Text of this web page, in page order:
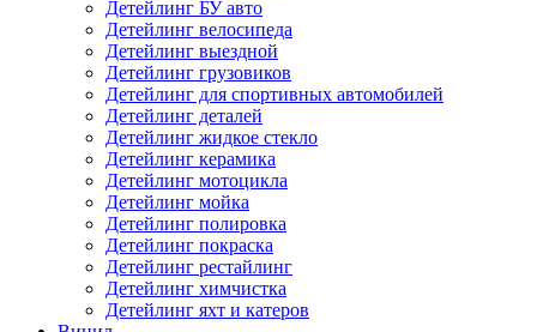
Детейлинг БУ авто
Детейлинг велосипеда
Детейлинг выездной
Детейлинг грузовиков
Детейлинг для спортивных автомобилей
Детейлинг деталей
Детейлинг жидкое стекло
Детейлинг керамика
Детейлинг мотоцикла
Детейлинг мойка
Детейлинг полировка
Детейлинг покраска
Детейлинг рестайлинг
Детейлинг химчистка
Детейлинг яхт и катеров